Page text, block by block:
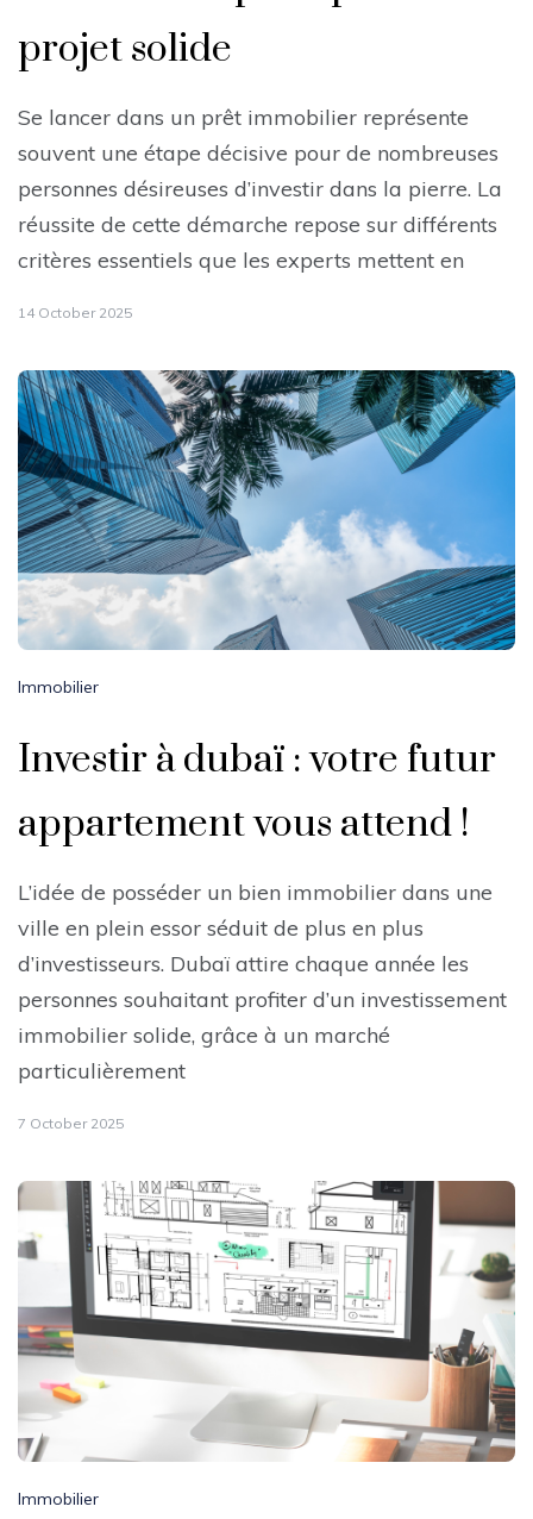
projet solide
Se lancer dans un prêt immobilier représente
souvent une étape décisive pour de nombreuses
personnes désireuses d’investir dans la pierre. La
réussite de cette démarche repose sur différents
critères essentiels que les experts mettent en
14 October 2025
Immobilier
Investir à dubaï : votre futur
appartement vous attend !
L’idée de posséder un bien immobilier dans une
ville en plein essor séduit de plus en plus
d’investisseurs. Dubaï attire chaque année les
personnes souhaitant profiter d’un investissement
immobilier solide, grâce à un marché
particulièrement
7 October 2025
Immobilier